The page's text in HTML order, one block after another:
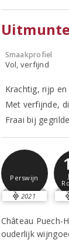
Smaakprofiel
Vol, verfijnd
Krachtig, rijp
Met verfijnde,
Fraai bij
Perswijn
2021
Château Puech-
ouderlijk